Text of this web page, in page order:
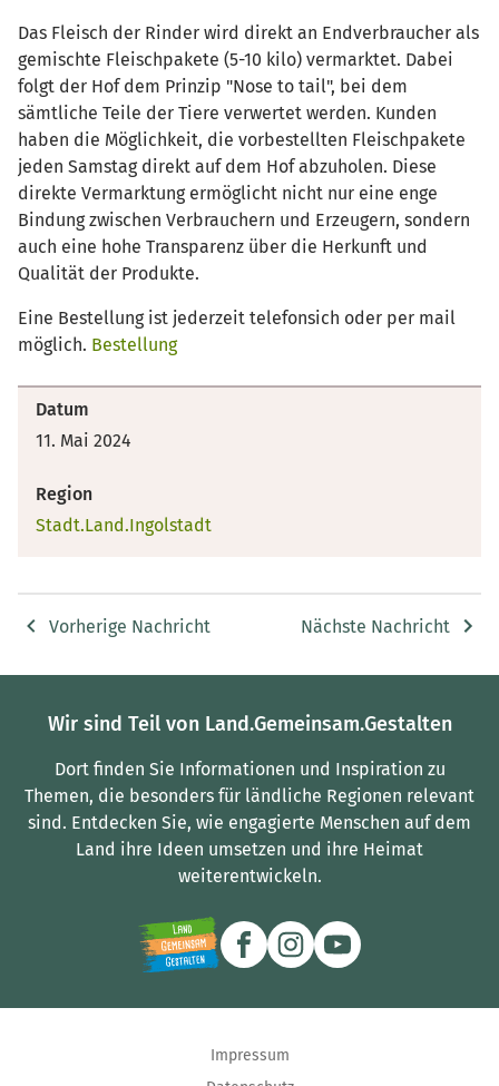
Das Fleisch der Rinder wird direkt an Endverbraucher als
gemischte Fleischpakete (5-10 kilo) vermarktet. Dabei
folgt der Hof dem Prinzip "Nose to tail", bei dem
sämtliche Teile der Tiere verwertet werden. Kunden
haben die Möglichkeit, die vorbestellten Fleischpakete
jeden Samstag direkt auf dem Hof abzuholen. Diese
direkte Vermarktung ermöglicht nicht nur eine enge
Bindung zwischen Verbrauchern und Erzeugern, sondern
auch eine hohe Transparenz über die Herkunft und
Qualität der Produkte.
Eine Bestellung ist jederzeit telefonsich oder per mail
möglich. Bestellung
Datum
11. Mai 2024
Region
Stadt.Land.Ingolstadt
Vorherige Nachricht Nächste Nachricht
Wir sind Teil von Land.Gemeinsam.Gestalten
Dort finden Sie Informationen und Inspiration zu
Themen, die besonders für ländliche Regionen relevant
sind. Entdecken Sie, wie engagierte Menschen auf dem
Land ihre Ideen umsetzen und ihre Heimat
weiterentwickeln.
Impressum